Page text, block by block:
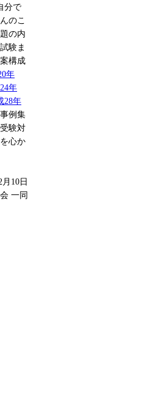
分で
のこ
の内
験ま
構成
年
年
28年
例集
験対
心か
10日
一同